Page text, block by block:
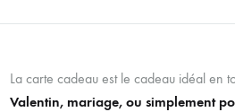
La carte cadeau est le cadeau idéal en
Valentin, mariage, ou simplement